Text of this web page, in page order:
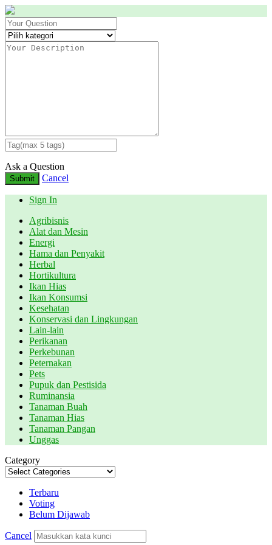
Ask a Question
Submit Cancel
Sign In
Agribisnis
Alat dan Mesin
Energi
Hama dan Penyakit
Herbal
Hortikultura
Ikan Hias
Ikan Konsumsi
Kesehatan
Konservasi dan Lingkungan
Lain-lain
Perikanan
Perkebunan
Peternakan
Pets
Pupuk dan Pestisida
Ruminansia
Tanaman Buah
Tanaman Hias
Tanaman Pangan
Unggas
Category
Terbaru
Voting
Belum Dijawab
Cancel